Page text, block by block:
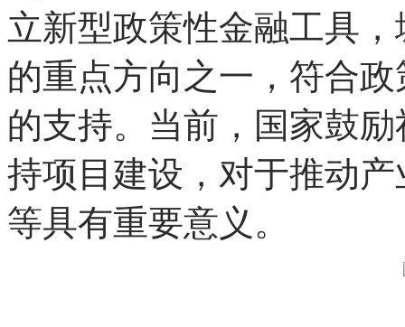
环；能够整合现有物流
保在紧急状态下物流与
业的模式创新、服务创
史时期的基础民生设施
立新型政策性金融工具
的重点方向之一，符合